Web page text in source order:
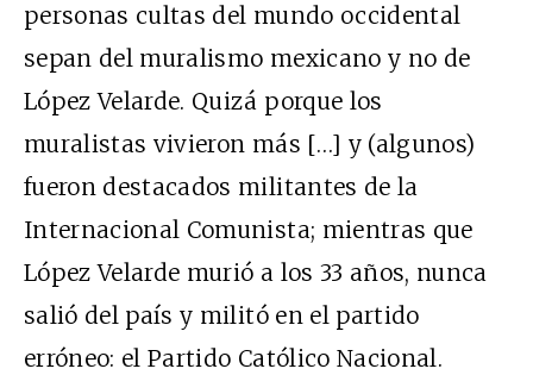
personas cultas del mundo occidental
sepan del muralismo mexicano y no de
López Velarde. Quizá porque los
muralistas vivieron más […] y (algunos)
fueron destacados militantes de la
Internacional Comunista; mientras que
López Velarde murió a los 33 años, nunca
salió del país y militó en el partido
erróneo: el Partido Católico Nacional.